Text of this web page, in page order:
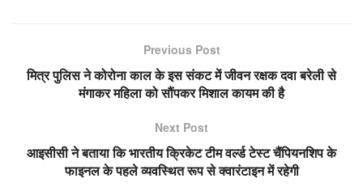
Previous Post
मित्र पुलिस ने कोरोना काल के इस संकट में जीवन रक्षक दवा बरेली से
मंगाकर महिला को सौंपकर मिशाल कायम की है
Next Post
आइसीसी ने बताया कि भारतीय क्रिकेट टीम वर्ल्ड टेस्ट चैंपियनशिप के
फाइनल के पहले व्यवस्थित रूप से क्वारंटाइन में रहेगी